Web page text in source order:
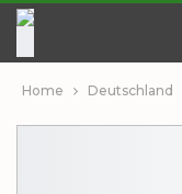
Home Deutschland